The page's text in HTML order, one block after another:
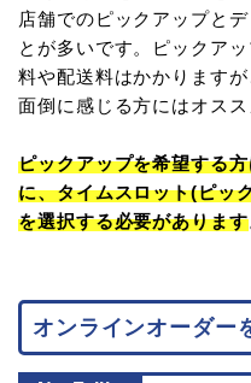
店舗でのピックアップと
とが多いです。ピックア
料や配送料はかかります
面倒に感じる方にはオスス
ピックアップを希望する
に、タイムスロット(ピッ
を選択する必要があります
オンラインオーダー